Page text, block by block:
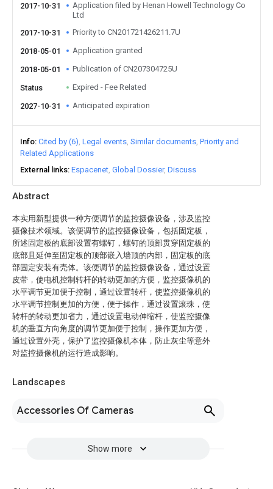
Abstract
本实用新型提供一种方便调节的监控摄像设备，涉及监控
摄像技术领域。该便调节的监控摄像设备，包括固定板，
所述固定板的底部设置有螺钉，螺钉的顶部贯穿固定板的
底部且延伸至固定板的顶部嵌入墙顶的内部，固定板的底
部固定安装有壳体。该便调节的监控摄像设备，通过设置
皮带，使电机控制转杆的转动更加的方便，监控摄像机的
水平调节更加便于控制，通过设置转杆，使监控摄像机的
水平调节控制更加的方便，便于操作，通过设置滚珠，使
转杆的转动更加省力，通过设置电动伸缩杆，使监控摄像
机的垂直方向角度的调节更加便于控制，操作更加方便，
通过设置外壳，保护了监控摄像机本体，防止灰尘等意外
对监控摄像机的运行造成影响。
Landscapes
Accessories Of Cameras
Show more
2017-10-31
Application filed by Henan Howell Technology Co
Ltd
2017-10-31
Priority to CN201721426211.7U
2018-05-01 Application granted
2018-05-01 Publication of CN207304725U
Status Expired - Fee Related
2027-10-31 Anticipated expiration
Info Cited by (6) Legal events Similar documents Priority and
Related Applications
External links Espacenet Global Dossier Discuss